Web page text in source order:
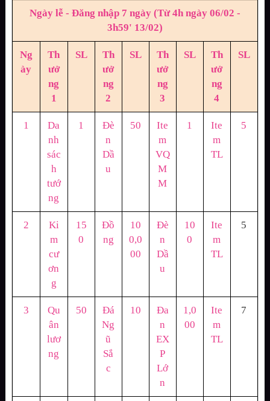
Ngày lễ - Đăng nhập 7 ngày (Từ 4h ngày 06/02 -
3h59' 13/02)
Ng
ày
Th
ưở
ng
1
SL
Th
ưở
ng
2
SL
Th
ưở
ng
3
SL
Th
ưở
ng
4
SL
1
Da
nh
sác
h
tướ
ng
1
Đè
n
Dầ
u
50
Ite
m
VQ
M
M
1
Ite
m
TL
5
2
Ki
m
cư
ơn
g
15
0
Đồ
ng
10
0,0
00
Đè
n
Dầ
u
10
0
Ite
m
TL
5
3
Qu
ân
lươ
ng
50
Đá
Ng
ũ
Sắ
c
10
Đa
n
EX
P
Lớ
n
1,0
00
Ite
m
TL
7